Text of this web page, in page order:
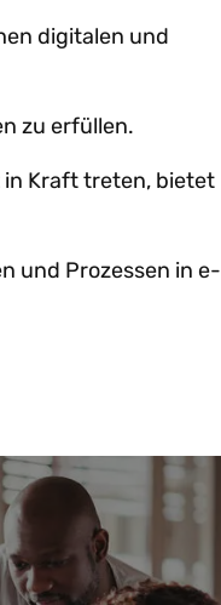
digitalen und
zu erfüllen.
in Kraft treten, bietet
und Prozessen in e-